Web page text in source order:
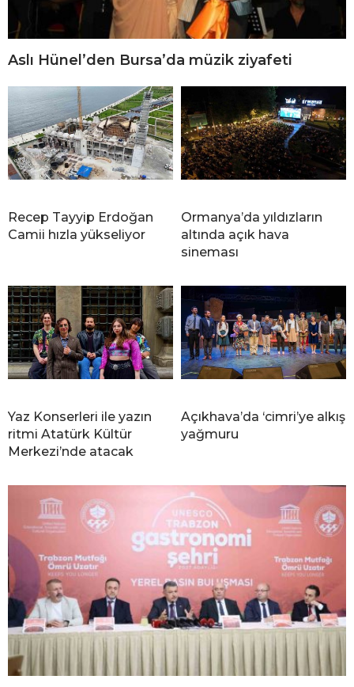
Aslı Hünel’den Bursa’da müzik ziyafeti
Recep Tayyip Erdoğan
Camii hızla yükseliyor
Ormanya’da yıldızların
altında açık hava
sineması
Yaz Konserleri ile yazın
ritmi Atatürk Kültür
Merkezi’nde atacak
Açıkhava’da ‘cimri’ye alkış
yağmuru